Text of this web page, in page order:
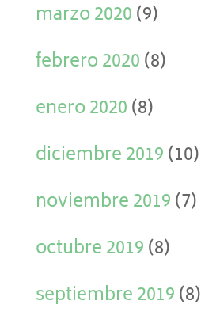
marzo 2020(9)
febrero 2020(8)
enero 2020(8)
diciembre 2019(10)
noviembre 2019(7)
octubre 2019(8)
septiembre 2019(8)